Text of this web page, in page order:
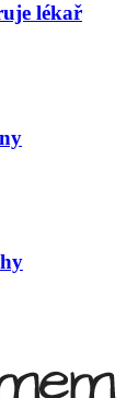
lékař